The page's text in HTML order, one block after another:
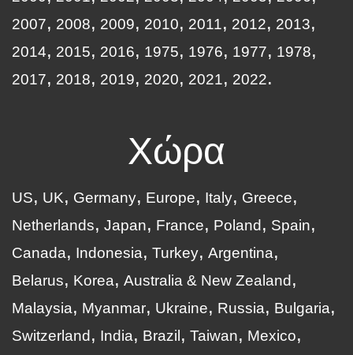
2007
2008 2009 2010 2011 2012
2013
2014
2015 2016 1975 1976 1977
1978
2017
2018 2019 2020 2021 2022
Χώρα
US UK Germany Europe Italy
Greece
Netherlands
Japan France Poland
Spain
Canada
Indonesia Turkey Argentina
Belarus
Korea
Australia & New Zealand
Malaysia
Myanmar Ukraine Russia
Bulgaria
Switzerland
India Brazil Taiwan Mexico